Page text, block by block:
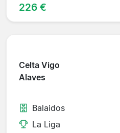
226 €
Celta Vigo
Alaves
Balaidos
La Liga